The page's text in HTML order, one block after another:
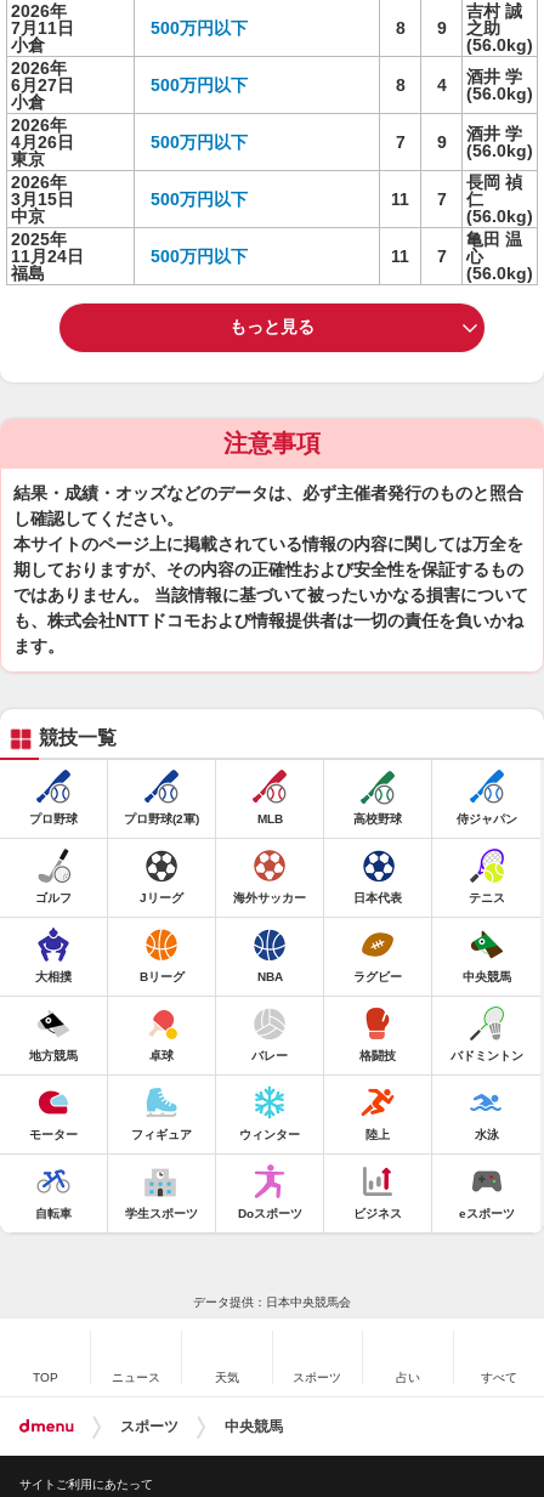
2026年
7月11日
小倉
500万円以下 8 9
吉村 誠
之助
(56.0kg)
2026年
6月27日
小倉
500万円以下 8 4
酒井 学
(56.0kg)
2026年
4月26日
東京
500万円以下 7 9
酒井 学
(56.0kg)
2026年
3月15日
中京
500万円以下 11 7
長岡 禎
仁
(56.0kg)
2025年
11月24日
福島
500万円以下 11 7
亀田 温
心
(56.0kg)
もっと見る
注意事項
結果・成績・オッズなどのデータは、必ず主催者発行のものと照合
し確認してください。
本サイトのページ上に掲載されている情報の内容に関しては万全を
期しておりますが、その内容の正確性および安全性を保証するもの
ではありません。 当該情報に基づいて被ったいかなる損害について
も、株式会社NTTドコモおよび情報提供者は一切の責任を負いかね
ます。
競技一覧
プロ野球 プロ野球(2軍) MLB 高校野球 侍ジャパン
ゴルフ Jリーグ 海外サッカー 日本代表 テニス
大相撲 Bリーグ NBA ラグビー 中央競馬
地方競馬 卓球 バレー 格闘技 バドミントン
モーター フィギュア ウィンター 陸上 水泳
自転車 学生スポーツ Doスポーツ ビジネス eスポーツ
データ提供：日本中央競馬会
TOP ニュース 天気 スポーツ 占い すべて
スポーツ 中央競馬
サイトご利用にあたって